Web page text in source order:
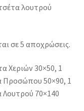
λουτρού
σε 5 αποχρώσεις.
Χεριών 30×50, 1
Προσώπου 50×90, 1
Λουτρού 70×140